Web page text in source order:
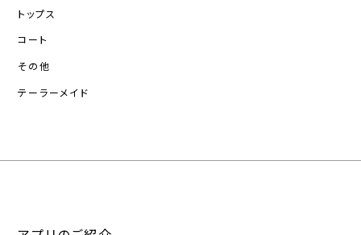
トップス
コート
その他
テーラーメイド